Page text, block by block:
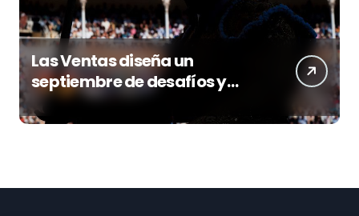
Las Ventas diseña un
septiembre de desafíos y
variedad ganadera